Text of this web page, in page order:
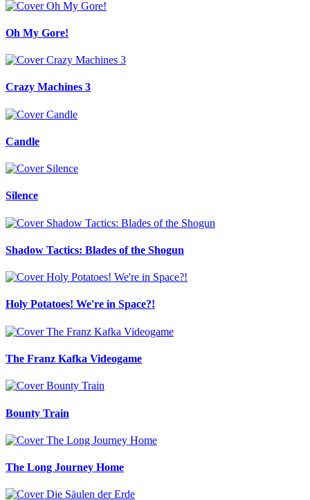
Oh My Gore!
Crazy Machines 3
Candle
Silence
Shadow Tactics: Blades of the Shogun
Holy Potatoes! We're in Space?!
The Franz Kafka Videogame
Bounty Train
The Long Journey Home